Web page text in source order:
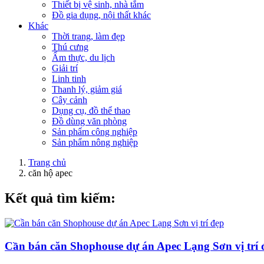
Thiết bị vệ sinh, nhà tắm
Đồ gia dụng, nội thất khác
Khác
Thời trang, làm đẹp
Thú cưng
Ẩm thực, du lịch
Giải trí
Linh tinh
Thanh lý, giảm giá
Cây cảnh
Dụng cụ, đồ thể thao
Đồ dùng văn phòng
Sản phẩm công nghiệp
Sản phẩm nông nghiệp
Trang chủ
căn hộ apec
Kết quả tìm kiếm:
Cần bán căn Shophouse dự án Apec Lạng Sơn vị trí